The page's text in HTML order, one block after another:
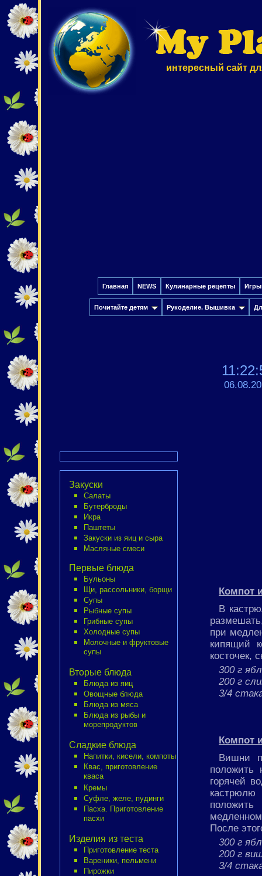
интересный сайт
Главная NEWS Кулинарные рецепты Игры
Почитайте детям Рукоделие. Вышивка
Закуски
Салаты
Бутерброды
Икра
Паштеты
Закуски из яиц и сыра
Масляные смеси
Первые блюда
Бульоны
Щи, рассольники, борщи
Супы
Рыбные супы
Грибные супы
Холодные супы
Молочные и фруктовые
супы
Вторые блюда
Блюда из яиц
Овощные блюда
Блюда из мяса
Блюда из рыбы и
морепродуктов
Сладкие блюда
Напитки, кисели, компоты
Квас, приготовление
кваса
Кремы
Суфле, желе, пудинги
Пасха. Приготовление
пасхи
Изделия из теста
Приготовление теста
Вареники, пельмени
Пирожки
Компот
В
при
кипящий
косточек,
300 г
200 г
3/4
Компот
Вишни
положить
горячей
кастрюлю
После
300 г
200 г
3/4